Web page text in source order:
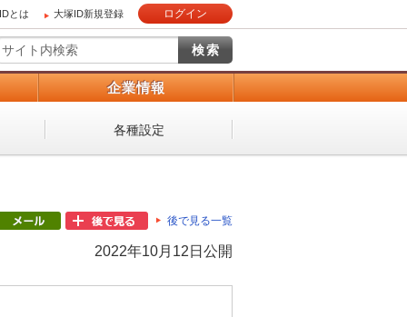
とは 大塚ID新規登録 ログイン
企業情報
各種設定
後で見る一覧
2022年10月12日公開